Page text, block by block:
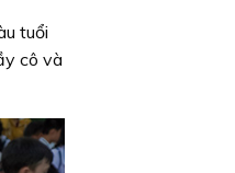
tuổi
cô và